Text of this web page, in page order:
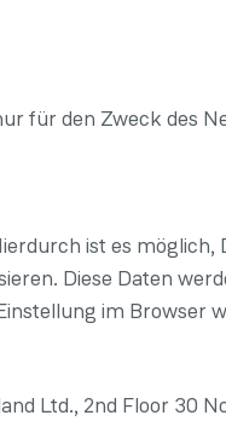
für den Zweck des
ist es
Diese Daten
im Browser
Ltd., 2nd Floor 30